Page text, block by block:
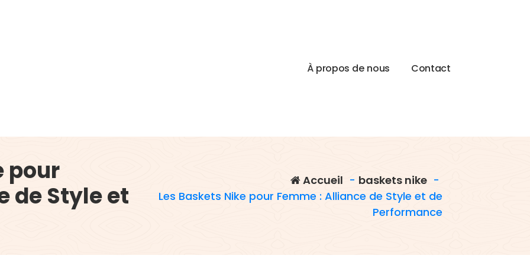
À propos de nous Contact
pour
de Style et
Accueil - baskets nike -
Les Baskets Nike pour Femme : Alliance de Style et de
Performance